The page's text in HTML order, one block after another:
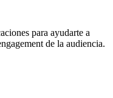
para ayudarte a
de la audiencia.